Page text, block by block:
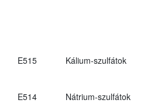
E515 Kálium-szulfátok
E514 Nátrium-szulfátok